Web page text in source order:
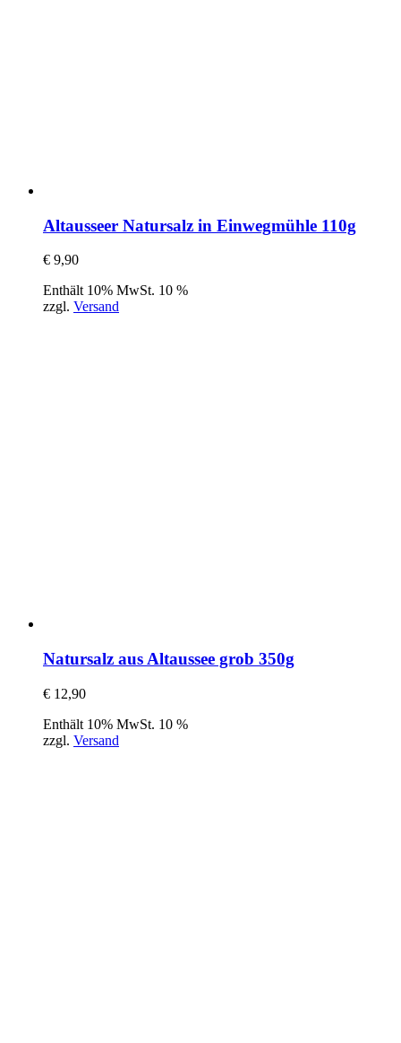
Altausseer Natursalz in Einwegmühle 110g
€ 9,90
Enthält 10% MwSt. 10 %
zzgl. Versand
Natursalz aus Altaussee grob 350g
€ 12,90
Enthält 10% MwSt. 10 %
zzgl. Versand